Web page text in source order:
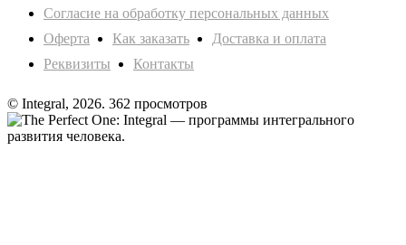
Согласие на обработку персональных данных
Оферта
Как заказать
Доставка и оплата
Реквизиты
Контакты
© Integral, 2026. 362 просмотров